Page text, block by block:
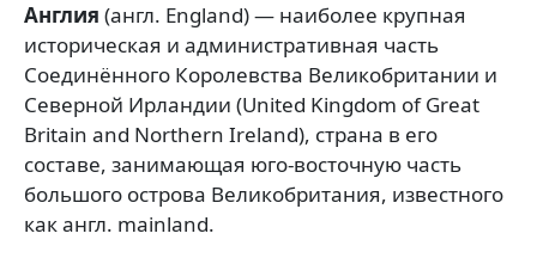
Англия (англ. England) — наиболее крупная
историческая и административная часть
Соединённого Королевства Великобритании и
Северной Ирландии (United Kingdom of Great
Britain and Northern Ireland), страна в его
составе, занимающая юго-восточную часть
большого острова Великобритания, известного
как англ. mainland.